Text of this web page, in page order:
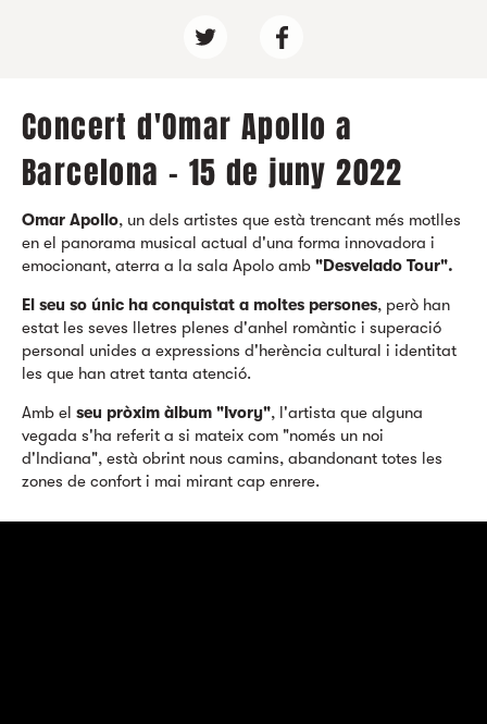
Concert d'Omar Apollo a
Barcelona - 15 de juny 2022
Omar Apollo, un dels artistes que està trencant més motlles
en el panorama musical actual d'una forma innovadora i
emocionant, aterra a la sala Apolo amb "Desvelado Tour".
El seu so únic ha conquistat a moltes persones, però han
estat les seves lletres plenes d'anhel romàntic i superació
personal unides a expressions d'herència cultural i identitat
les que han atret tanta atenció.
Amb el seu pròxim àlbum "Ivory", l'artista que alguna
vegada s'ha referit a si mateix com "només un noi
d'Indiana", està obrint nous camins, abandonant totes les
zones de confort i mai mirant cap enrere.